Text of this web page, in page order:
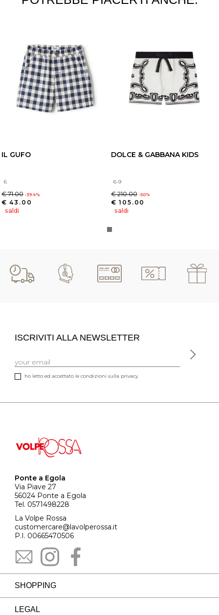
saldi
IL GUFO
6
€ 71.00 -39.4%
€ 43.00
saldi
DOLCE & GABBANA KIDS
6-9
€ 210.00 -50%
€ 105.00
ISCRIVITI ALLA NEWSLETTER
ho letto ed accettato le condizioni sulla privacy.
Ponte a Egola
Via Piave 27
56024 Ponte a Egola
Tel. 0571498228
La Volpe Rossa
customercare@lavolperossa.it
P.I. 00665470506
SHOPPING
LEGAL